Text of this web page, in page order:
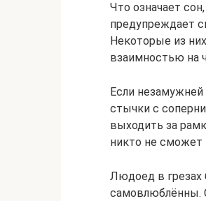
Что означает
предупреждает
Некоторые из
взаимностью на
Если
стычки с
выходить за
никто не
Людоед в грезах
самовлюблённы.